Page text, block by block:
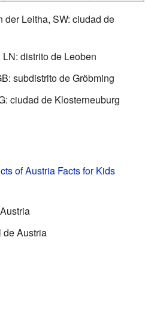
der Leitha, SW: ciudad de
distrito de Leoben
subdistrito de Gröbming
ciudad de Klosterneuburg
of Austria Facts for Kids
de Austria